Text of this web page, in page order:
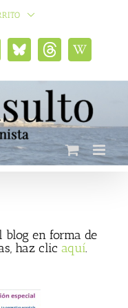
Bluesky
social
ThreadsWikipedia
blog en forma de
haz clic aquí.